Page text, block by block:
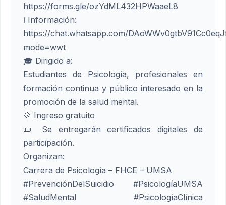
https://forms.gle/ozYdML432HPWaaeL8
ℹ️ Información:
https://chat.whatsapp.com/
mode=wwt
🎓 Dirigido a:
Estudiantes de Psicología, profesionales en
formación continua y público interesado en la
promoción de la salud mental.
💠 Ingreso gratuito
📜 Se entregarán certificados digitales de
participación.
Organizan:
Carrera de Psicología – FHCE – UMSA
#PrevenciónDelSuicidio #PsicologíaUMSA
#SaludMental #PsicologíaClínica